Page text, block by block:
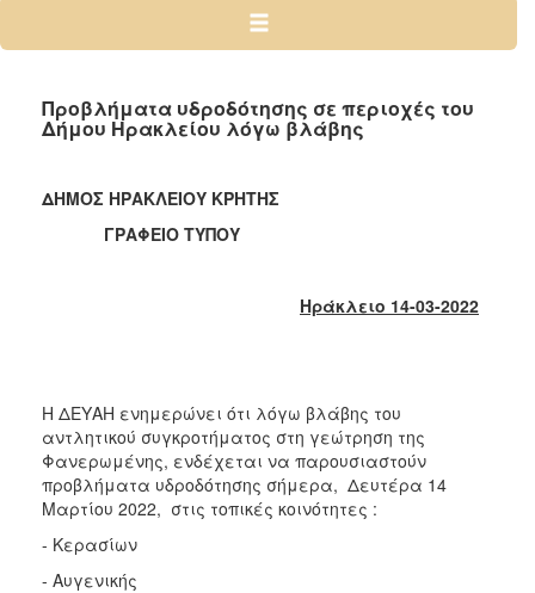
2024
2022
2020
2019
2013
2012
2011
2010
2006
Προβλήματα υδροδότησης σε περιοχές του
Δήμου Ηρακλείου λόγω βλάβης
ΔΗΜΟΣ ΗΡΑΚΛΕΙΟΥ ΚΡΗΤΗΣ
ΓΡΑΦΕΙΟ ΤΥΠΟΥ
Ηράκλειο 14-03-2022
Η ΔΕΥΑΗ ενημερώνει ότι λόγω βλάβης του
αντλητικού συγκροτήματος στη γεώτρηση της
Φανερωμένης, ενδέχεται να παρουσιαστούν
προβλήματα υδροδότησης σήμερα, Δευτέρα 14
Μαρτίου 2022, στις τοπικές κοινότητες :
- Κερασίων
- Αυγενικής